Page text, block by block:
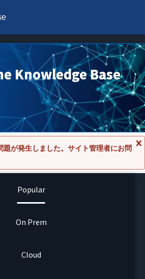
Knowledge Base
セ
題が発生しました。サイト管理者にお問
Popular
On Prem
Cloud